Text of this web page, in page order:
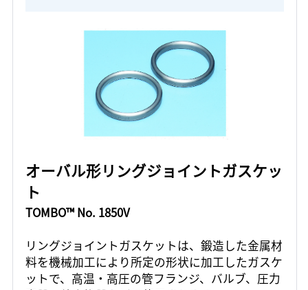
オーバル形リングジョイントガスケッ
ト
TOMBO™ No. 1850V
リングジョイントガスケットは、鍛造した金属材
料を機械加工により所定の形状に加工したガスケ
ットで、高温・高圧の管フランジ、バルブ、圧力